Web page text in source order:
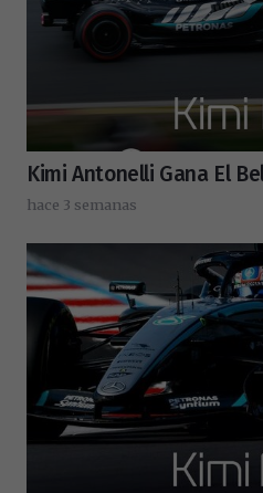
Kimi Antonelli Gana El
hace 3 semanas